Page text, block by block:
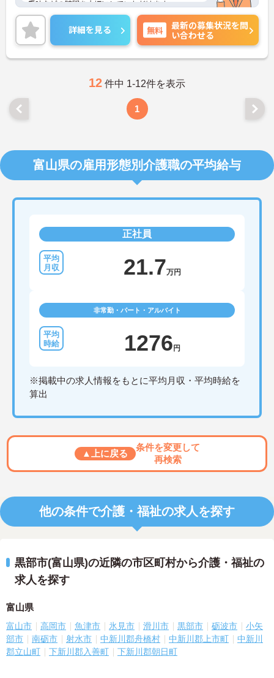
趣味などの時間を大切にしていただけます。
また、福利厚生や子育て・治療との両立支援が充実
しているため、ライフステージが変わっても安心し
て長く働けます。
ご興味のある方には、面接対策ポイントなど、さら
に詳細をご案内しますのでお気軽にご相談くださ
詳細を見る 無料
最新の募集状況を問
い合わせる
12 件中 1-12件を表示
1
富山県の雇用形態別介護職の平均給与
正社員
21.7万円
非常勤・パート・アルバイト
1276円
※掲載中の求人情報をもとに平均月収・平均時給を
算出
▲上に戻る
条件を変更して
再検索
他の条件で介護・福祉の求人を探す
黒部市(富山県)の近隣の市区町村から介護・福祉の
求人を探す
富山県
富山市 高岡市 魚津市 氷見市 滑川市 黒部市 砺波市
小矢
部市
南砺市 射水市 中新川郡舟橋村 中新川郡上市町
中新川
郡立山町
下新川郡入善町 下新川郡朝日町